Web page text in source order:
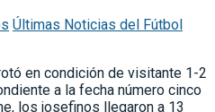
Últimas Noticias del Fútbol
en condición de visitante 1-2
a la fecha número cinco
los josefinos llegaron a 13